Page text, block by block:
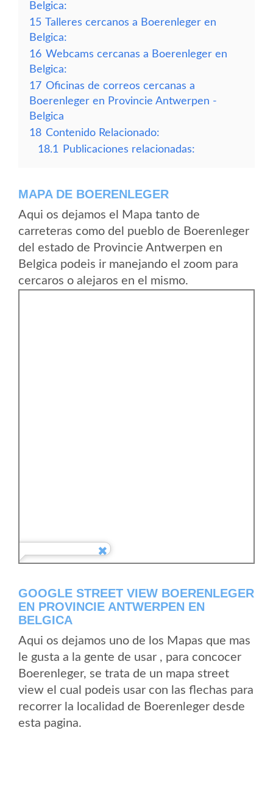
Belgica:
15 Talleres cercanos a Boerenleger en
Belgica:
16 Webcams cercanas a Boerenleger en
Belgica:
17 Oficinas de correos cercanas a
Boerenleger en Provincie Antwerpen -
Belgica
18 Contenido Relacionado:
18.1
Publicaciones relacionadas:
MAPA DE BOERENLEGER
Aqui os dejamos el Mapa tanto de
carreteras como del pueblo de Boerenleger
del estado de Provincie Antwerpen en
Belgica podeis ir manejando el zoom para
cercaros o alejaros en el mismo.
GOOGLE STREET VIEW BOERENLEGER
EN PROVINCIE ANTWERPEN EN
BELGICA
Aqui os dejamos uno de los Mapas que mas
le gusta a la gente de usar , para concocer
Boerenleger, se trata de un mapa street
view el cual podeis usar con las flechas para
recorrer la localidad de Boerenleger desde
esta pagina.